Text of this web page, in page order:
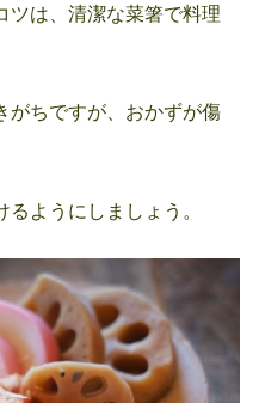
ツは、清潔な菜箸で料理
がちですが、おかずが傷
ようにしましょう。